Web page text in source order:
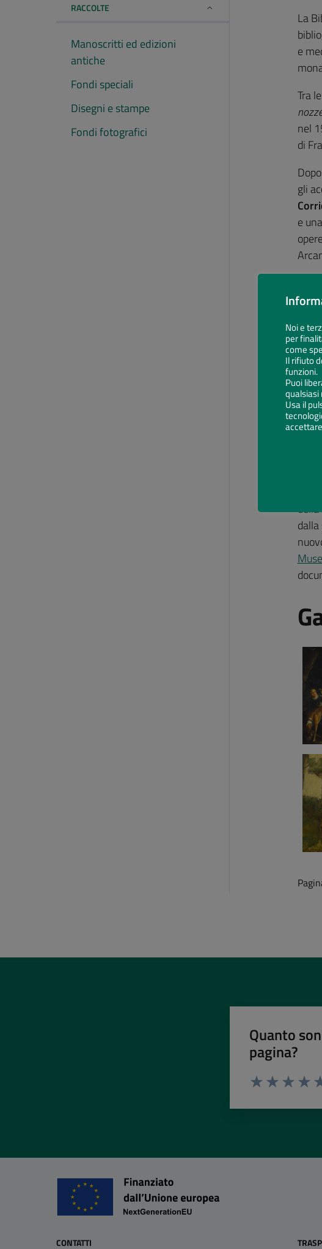
RACCOLTE
Manoscritti ed edizioni
antiche
Fondi speciali
Disegni e stampe
Fondi fotografici
La
e
Tra
nel
di
gli
e
al
del
della
Quanto
pagina?
CONTATTI
Noi e
per
come
Il rifiuto
funzioni.
Puoi
Usa il